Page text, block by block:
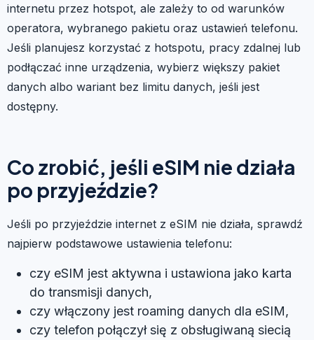
internetu przez hotspot, ale zależy to od warunków
operatora, wybranego pakietu oraz ustawień telefonu.
Jeśli planujesz korzystać z hotspotu, pracy zdalnej lub
podłączać inne urządzenia, wybierz większy pakiet
danych albo wariant bez limitu danych, jeśli jest
dostępny.
Co zrobić, jeśli eSIM nie działa
po przyjeździe?
Jeśli po przyjeździe internet z eSIM nie działa, sprawdź
najpierw podstawowe ustawienia telefonu:
czy eSIM jest aktywna i ustawiona jako karta
do transmisji danych,
czy włączony jest roaming danych dla eSIM,
czy telefon połączył się z obsługiwaną siecią